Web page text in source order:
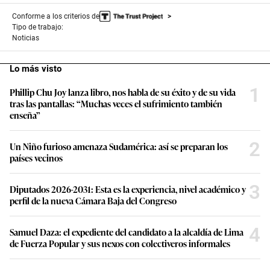
Conforme a los criterios de
Tipo de trabajo:
Noticias
Lo más visto
Phillip Chu Joy lanza libro, nos habla de su éxito y de su vida
tras las pantallas: “Muchas veces el sufrimiento también
enseña”
1
Un Niño furioso amenaza Sudamérica: así se preparan los
países vecinos
2
Diputados 2026-2031: Esta es la experiencia, nivel académico y
perfil de la nueva Cámara Baja del Congreso
3
Samuel Daza: el expediente del candidato a la alcaldía de Lima
de Fuerza Popular y sus nexos con colectiveros informales
4